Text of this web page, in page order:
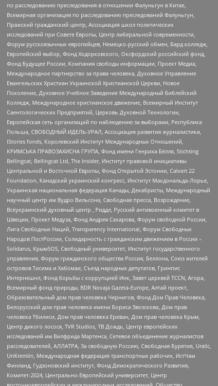
по расследованию преследования в отношении Фалуньгун в Китае,
Всемирная организация по расследованию преследований Фалуньгун,
Пражский гражданский центр, Ассоциация школ политических
исследований при Совете Европы, Центр либеральной современности,
Форум русскоязычных европейцев, Немецко-русский обмен, Бард колледж,
Европейский выбор, Фонд Ходорковского, Оксфордский российский фонд,
Фонд Будущее России, Компания свободы информации, Проект Медиа,
Международное партнерство за права человека, Духовное Управление
Евангельских Христиан Украинской Христианской Церкви, Новое
Поколение, Духовное Учебное Заведение Международный Библейский
Колледж, Международное христианское движение, Всемирный Институт
Саентологических Предприятий, Церковь Духовной Технологии,
Европейская сеть организаций по наблюдению за выборами, Республика
Польша, СВОБОДНЫЙ ИДЕЛЬ-УРАЛ, Ассоциация развития журналистики,
IStories fonds, Королевский Институт Международных Отношений,
КРИМСЬКА ПРАВОЗАХИСНА ГРУПА, Фонд имени Генриха Бёлля, Stichting
Bellingcat, Bellingcat Ltd, The Insider, Институт правовой инициативы
Центральной и Восточной Европы, Фонд Открытой Эстонии, Calvert 22
Foundation, Канадский украинский конгресс, Институт Макдональда-Лорье,
Украинская национальная федерация Канады, Декабристы, Международный
научный центр им Вудро Вильсона, Свободная пресса, Возрождение,
Всеукраинский духовный центр , Риддл, Русский антивоенный комитет в
Швеции, Проект Медуза, Фонд Андрея Сахарова, Форум свободной России,
Лига Свободных Наций, Transparеncy International, Форум Свободных
Народов ПостРоссии, Солидарность с гражданским движением в России –
Solidarus, КрымSOS, Свободный университет, Институт государственного
управления, Форум гражданского общества Россия, Беллона, Союз жителей
островов Тисима и Хабомаи, Съезд народных депутатов, Гринпис
Интернешнл, Фонд борьбы с коррупцией Инк, Завет церквей TCCN, Агора,
Всемирный фонд природы, BDR Novaja Gazeta-Europe, Алтай проект,
Образовательный дом прав человека Чернигов, Фонд Дом Прав Человека,
Белорусский дом прав человека имени Бориса Звозскова, Дом прав
человека Тбилиси, Дом прав человека Ереван, Дом прав человека Крым,
Центр дикого лосося, TVR Studios, ТВ Дождь, Центр европейских
исследований им Вилфрида Мартенса, Сетевое объединение журналистов
расследователей, АЛЛАТРА, За свободную Россию, Свободная Бурятия, Uralic,
UnKremlin, Международная федерация транспортных рабочих, ИстЧам
Финланд, Гудзоновский институт, Фонд Демократического Развития,
Комитет-2024, Центрально-Европейский университет, Центр